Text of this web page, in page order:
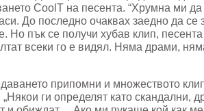
CoolT на песента. “Хрумна ми да
До последно очаквах заедно да
Но пък се получи хубав клип,
всеки го е видял. Няма драми,
припомни и множеството
ги определят като скандални,